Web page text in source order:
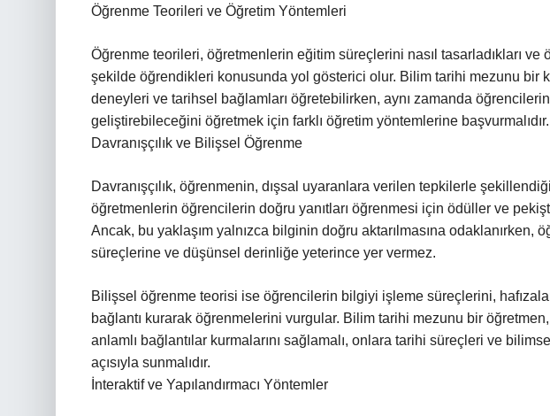
Öğrenme Teorileri ve Öğretim Yöntemleri
Öğrenme teorileri, öğretmenlerin eğitim süreçlerini nasıl tasarladıkları ve
şekilde öğrendikleri konusunda yol gösterici olur. Bilim tarihi mezunu bir
deneyleri ve tarihsel bağlamları öğretebilirken, aynı zamanda
geliştirebileceğini öğretmek için farklı öğretim yöntemlerine başvurmalıdır.
Davranışçılık ve Bilişsel Öğrenme
Davranışçılık, öğrenmenin, dışsal uyaranlara verilen tepkilerle
öğretmenlerin öğrencilerin doğru yanıtları öğrenmesi için ödüller ve
Ancak, bu yaklaşım yalnızca bilginin doğru aktarılmasına odaklanırken,
süreçlerine ve düşünsel derinliğe yeterince yer vermez.
Bilişsel öğrenme teorisi ise öğrencilerin bilgiyi işleme süreçlerini,
bağlantı kurarak öğrenmelerini vurgular. Bilim tarihi mezunu bir
anlamlı bağlantılar kurmalarını sağlamalı, onlara tarihi süreçleri ve
açısıyla sunmalıdır.
İnteraktif ve Yapılandırmacı Yöntemler